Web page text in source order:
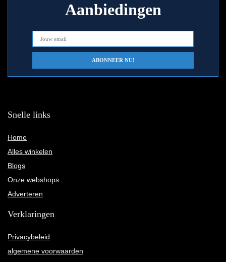
Aanbiedingen
Snelle links
Home
Alles winkelen
Blogs
Onze webshops
Adverteren
Verklaringen
Privacybeleid
algemene voorwaarden